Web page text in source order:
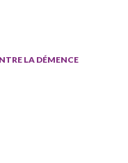
LA DÉMENCE